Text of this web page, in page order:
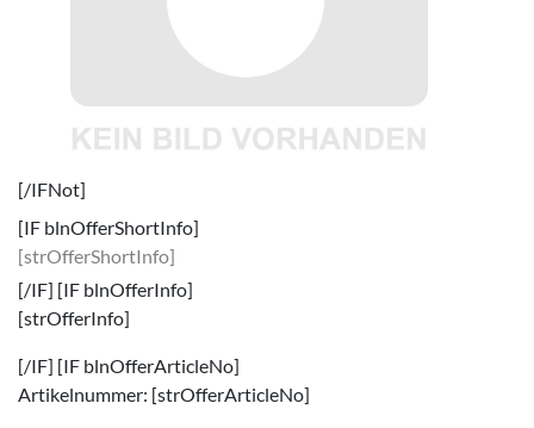
[/IFNot]
[IF blnOfferShortInfo]
[strOfferShortInfo]
[/IF] [IF blnOfferInfo]
[strOfferInfo]
[/IF] [IF blnOfferArticleNo]
Artikelnummer: [strOfferArticleNo]